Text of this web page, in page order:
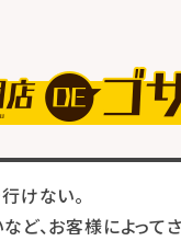
けない。
、お客様によって